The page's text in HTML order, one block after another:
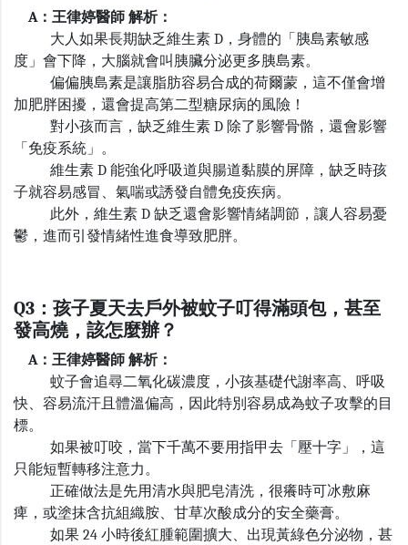
A：王律婷醫師 解析：
大人如果長期缺乏維生素 D ，身體的「胰島素敏感
度」會下降，大腦就會叫胰臟分泌更多胰島素。
偏偏胰島素是讓脂肪容易合成的荷爾蒙，這不僅會增
加肥胖困擾，還會提高第二型糖尿病的風險！
對小孩而言，缺乏維生素 D 除了影響骨骼，還會影響
「免疫系統」。
維生素 D 能強化呼吸道與腸道黏膜的屏障，缺乏時孩
子就容易感冒、氣喘或誘發自體免疫疾病。
此外，維生素 D 缺乏還會影響情緒調節，讓人容易憂
鬱，進而引發情緒性進食導致肥胖。
Q3：孩子夏天去戶外被蚊子叮得滿頭包，甚至
發高燒，該怎麼辦？
A：王律婷醫師 解析：
蚊子會追尋二氧化碳濃度，小孩基礎代謝率高、呼吸
快、容易流汗且體溫偏高，因此特別容易成為蚊子攻擊的目
標。
如果被叮咬，當下千萬不要用指甲去「壓十字」，這
只能短暫轉移注意力。
正確做法是先用清水與肥皂清洗，很癢時可冰敷麻
痺，或塗抹含抗組織胺、甘草次酸成分的安全藥膏。
如果 24 小時後紅腫範圍擴大、出現黃綠色分泌物，甚